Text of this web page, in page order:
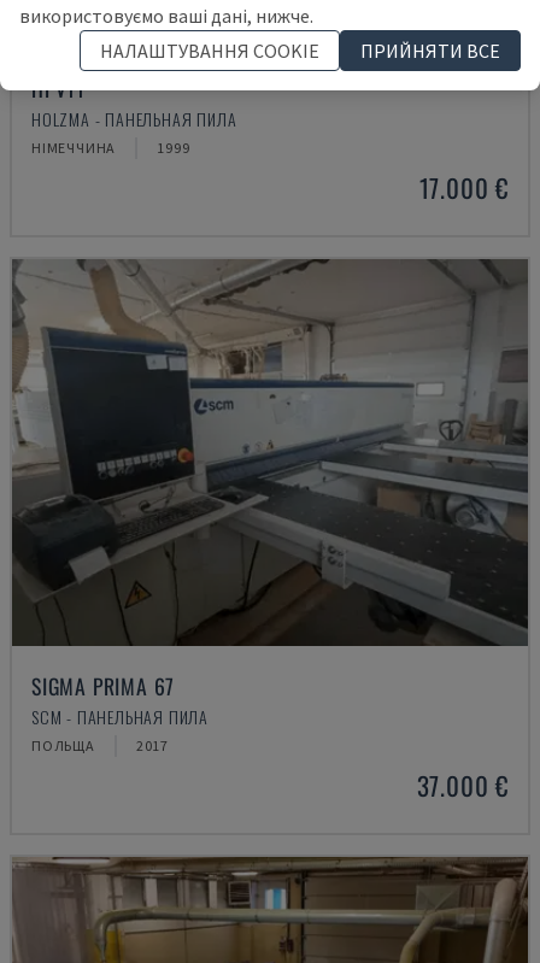
HPV11
HOLZMA - ПАНЕЛЬНАЯ ПИЛА
НІМЕЧЧИНА 1999
17.000 €
SIGMA PRIMA 67
SCM - ПАНЕЛЬНАЯ ПИЛА
ПОЛЬЩА 2017
37.000 €
використовуємо ваші дані, нижче.
НАЛАШТУВАННЯ COOKIE
ПРИЙНЯТИ ВСЕ